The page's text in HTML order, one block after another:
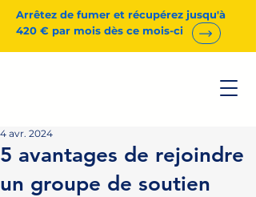
Arrêtez de fumer et récupérez jusqu'à
420 € par mois dès ce mois-ci
5 avantages de rejoindre
un groupe de soutien
4 avr. 2024